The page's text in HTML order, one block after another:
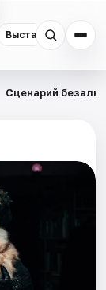
Выставки
Сценарий